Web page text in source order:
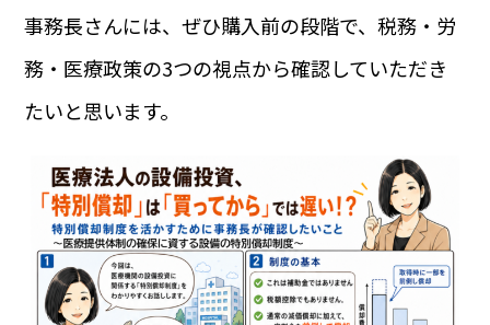
事務長さんには、ぜひ購入前の段階で、税務・労
務・医療政策の3つの視点から確認していただき
たいと思います。